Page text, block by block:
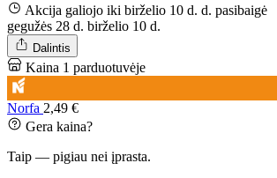
Akcija galiojo iki birželio 10 d. d. pasibaigė
gegužės 28 d. birželio 10 d.
Dalintis
Kaina 1 parduotuvėje
Norfa 2,49 €
Gera kaina?
Taip — pigiau nei įprasta.